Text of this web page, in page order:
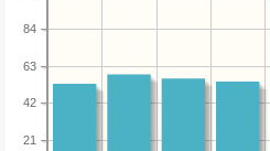
21
42
63
84